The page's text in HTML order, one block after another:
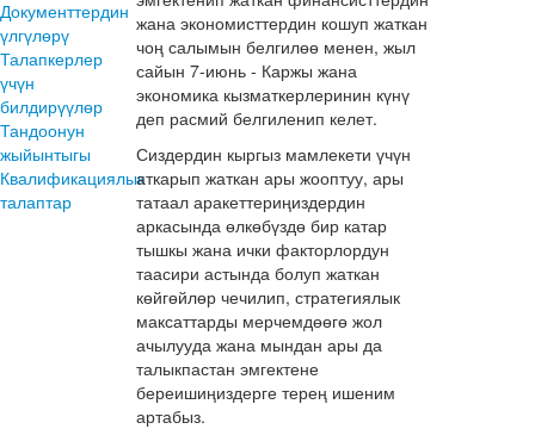
Документтердин
үлгүлөрү
Талапкерлер
үчүн
билдирүүлөр
Тандоонун
жыйынтыгы
Квалификациялык
талаптар
жана экономисттердин кошуп жаткан
чоң салымын белгилөө менен, жыл
сайын 7-июнь - Каржы жана
экономика кызматкерлеринин күнү
деп расмий белгиленип келет.
Сиздердин кыргыз мамлекети үчүн
аткарып жаткан ары жооптуу, ары
татаал аракеттериңиздердин
аркасында өлкөбүздө бир катар
тышкы жана ички факторлордун
таасири астында болуп жаткан
көйгөйлөр чечилип, стратегиялык
максаттарды мерчемдөөгө жол
ачылууда жана мындан ары да
талыкпастан эмгектене
береишиңиздерге терең ишеним
артабыз.